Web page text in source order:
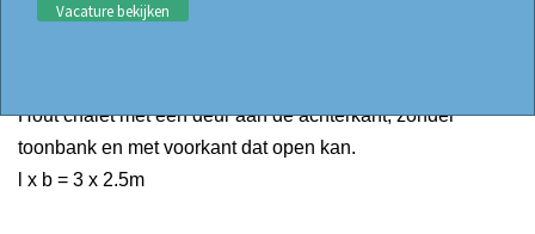
DAVO
Hout chalet met een deur aan de achterkant, zonder
toonbank en met voorkant dat open kan.
l x b = 3 x 2.5m
Vacature bekijken